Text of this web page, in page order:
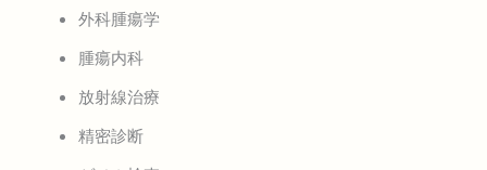
外科腫瘍学
腫瘍内科
放射線治療
精密診断